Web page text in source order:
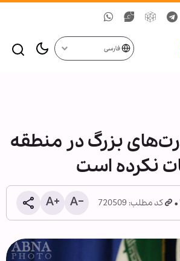
فارسی
بزرگ در منطقه
نکرده است
کد مطلب: 720509